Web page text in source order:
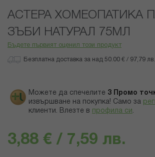
началото
галерия
със
АСТЕРА ХОМЕОПАТИКА
ЗЪБИ НАТУРАЛ 75МЛ
Бъдете първият оценил този продукт
Безплатна доставка за над 50.00 € / 97,79 лв.
Можете да спечелите 3 Промо
извършване на покупка! Само за
клиенти. Влезте в профила си .
3,88 € / 7,59 лв.